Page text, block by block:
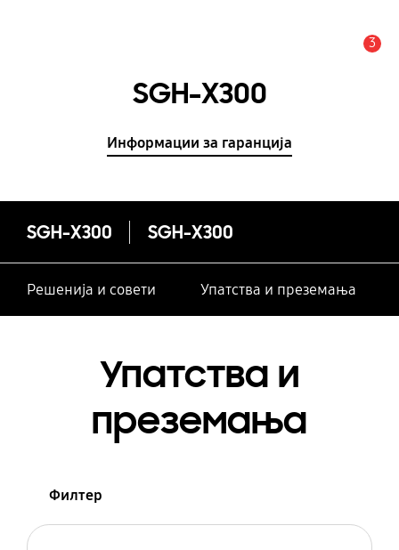
3
SGH-X300
Информации за гаранција
SGH-X300 SGH-X300
Решенија и совети Упатства и преземања
Упатства и
преземања
Филтер